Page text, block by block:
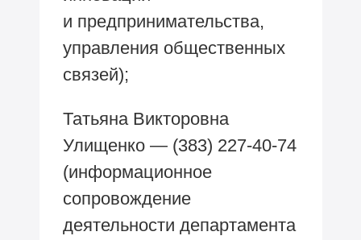
и предпринимательства,
управления общественных
связей);
Татьяна Викторовна
Улищенко — (383) 227-40-74
(информационное
сопровождение
деятельности департамента